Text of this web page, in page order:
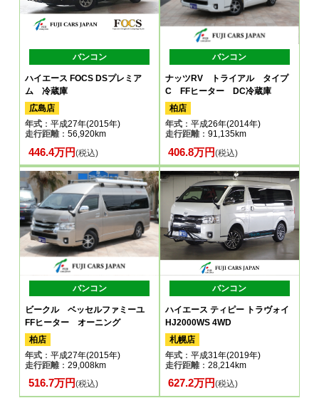
バンコン
ハイエース FOCS DSプレミア
ム 冷蔵庫
広島店
年式 ：平成27年(2015年)
走行距離：56,920km
446.4万円(税込)
バンコン
ナッツRV トライアル タイプ
C FFヒーター DC冷蔵庫
柏店
年式：平成26年(2014年)
走行距離：91,135km
406.8万円(税込)
バンコン
ビークル ベッセルファミーユ
FFヒーター オーニング
柏店
年式 ：平成27年(2015年)
走行距離：29,008km
516.7万円(税込)
バンコン
ハイエース ティピー トラヴォイ
HJ2000WS 4WD
札幌店
年式：平成31年(2019年)
走行距離：28,214km
627.2万円(税込)